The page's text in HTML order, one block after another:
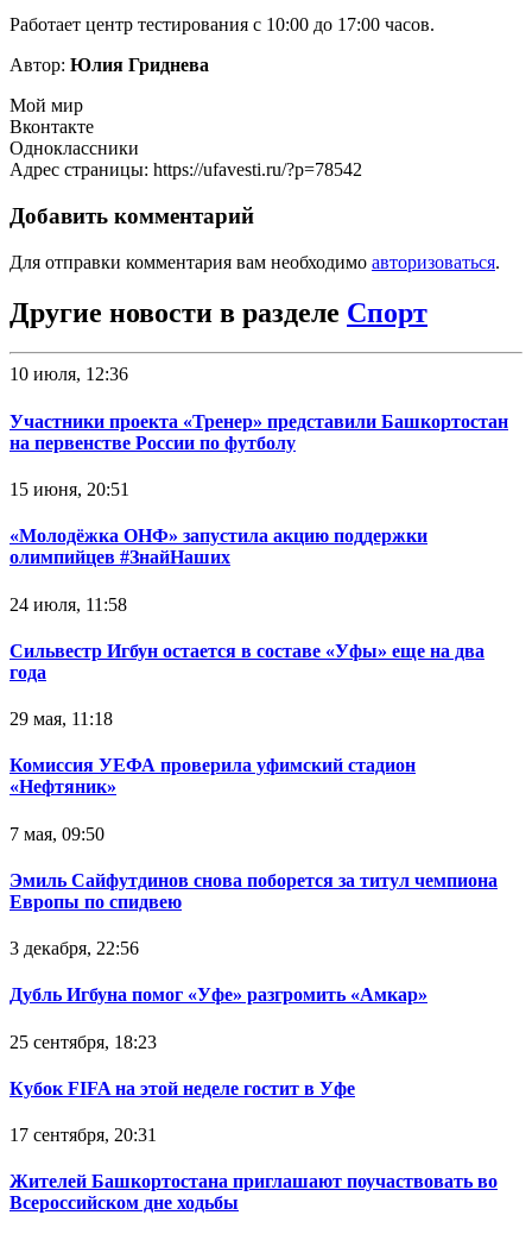
Работает центр тестирования с 10:00 до 17:00 часов.
Автор: Юлия Гриднева
Мой мир
Вконтакте
Одноклассники
Адрес страницы: https://ufavesti.ru/?p=78542
Добавить комментарий
Для отправки комментария вам необходимо авторизоваться.
Другие новости в разделе Спорт
10 июля, 12:36
Участники проекта «Тренер» представили Башкортостан
на первенстве России по футболу
15 июня, 20:51
«Молодёжка ОНФ» запустила акцию поддержки
олимпийцев #ЗнайНаших
24 июля, 11:58
Сильвестр Игбун остается в составе «Уфы» еще на два
года
29 мая, 11:18
Комиссия УЕФА проверила уфимский стадион
«Нефтяник»
7 мая, 09:50
Эмиль Сайфутдинов снова поборется за титул чемпиона
Европы по спидвею
3 декабря, 22:56
Дубль Игбуна помог «Уфе» разгромить «Амкар»
25 сентября, 18:23
Кубок FIFA на этой неделе гостит в Уфе
17 сентября, 20:31
Жителей Башкортостана приглашают поучаствовать во
Всероссийском дне ходьбы